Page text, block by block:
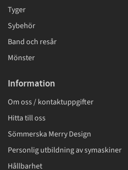
Tyger
Sybehör
Band och resår
Mönster
Information
Om oss / kontaktuppgifter
Hitta till oss
Sömmerska Merry Design
Personlig utbildning av symaskiner
Hållbarhet